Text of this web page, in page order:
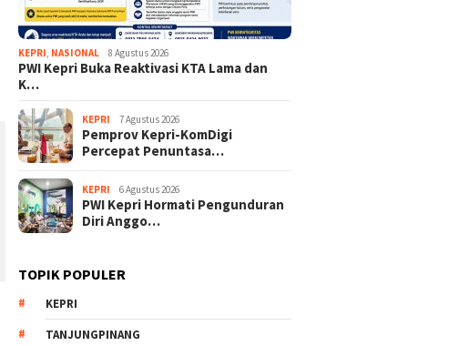
KEPRI NASIONAL 8 Agustus 2026
PWI Kepri Buka Reaktivasi KTA Lama dan
K…
KEPRI 7 Agustus 2026
Pemprov Kepri-KomDigi
Percepat Penuntasa…
KEPRI 6 Agustus 2026
PWI Kepri Hormati Pengunduran
Diri Anggo…
TOPIK POPULER
KEPRI
TANJUNGPINANG